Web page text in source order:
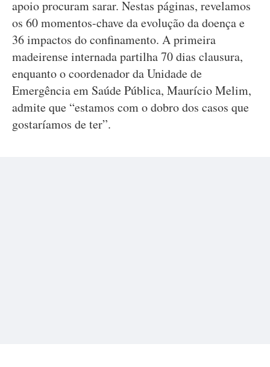
apoio procuram sarar. Nestas páginas, revelamos
os 60 momentos-chave da evolução da doença e
36 impactos do confinamento. A primeira
madeirense internada partilha 70 dias clausura,
enquanto o coordenador da Unidade de
Emergência em Saúde Pública, Maurício Melim,
admite que “estamos com o dobro dos casos que
gostaríamos de ter”.